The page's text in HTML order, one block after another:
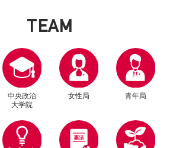
TEAM
中央政治
大学院
女性局 青年局